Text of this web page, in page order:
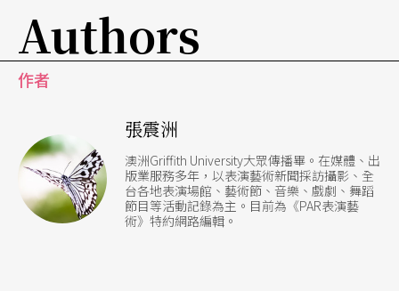
Authors
作者
張震洲
澳洲Griffith University大眾傳播畢。在媒體、出
版業服務多年，以表演藝術新聞採訪攝影、全
台各地表演場館、藝術節、音樂、戲劇、舞蹈
節目等活動記錄為主。目前為《PAR表演藝
術》特約網路編輯。